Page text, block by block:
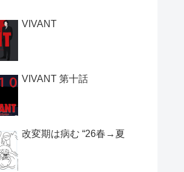
VIVANT
VIVANT 第十話
改変期は病む “26春→夏